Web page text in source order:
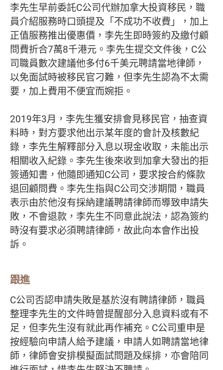
李先生早前委託C公司代辦加拿大投資移民，職
員介紹服務時口頭提及「不成功不收費」，加上
正值服務推出優惠價，李先生即時簽約及繳付顧
問費折合7萬8千港元。李先生提交文件後，C公
司職員數次建議他多付6千美元聘請當地律師，
以免面試時被移民官刁難，但李先生認為不太需
要，加上費用不便宜而婉拒。
2019年3月，李先生獲安排會見移民官，抽查資
料時，對方要求他出示某年度的會計及核數紀
錄，李先生解釋部分入息以現金收取，未能出示
相關收入紀錄。李先生後來收到加拿大發出的拒
簽通知書，他隨即通知C公司，要求按合約條款
退回顧問費。李先生指與C公司交涉期間，職員
表示由於他沒有採納建議聘請律師而導致申請失
敗，不會退款，李先生不同意此說法，認為簽約
時沒有要求必須聘請律師，故此向本會作出投
訴。
跟進
C公司否認申請失敗是基於沒有聘請律師，職員
整理李先生的文件時曾提醒部分入息資料或有不
足，但李先生沒有就此再作補充。C公司重申是
按經驗向申請人給予建議，申請人如聘請當地律
師，律師會安排模擬面試問題及綵排，亦會陪同